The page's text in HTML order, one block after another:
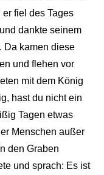
fiel des Tages
dankte seinem
Da kamen diese
und flehen vor
mit dem König
hast du nicht ein
Tagen etwas
Menschen außer
den Graben
und sprach: Es ist